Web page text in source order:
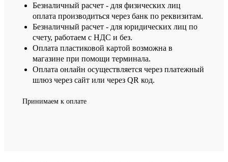
Безналичный расчет - для физических лиц
оплата производиться через банк по реквизитам.
Безналичный расчет - для юридических лиц по
счету, работаем с НДС и без.
Оплата пластиковой картой возможна в
магазине при помощи терминала.
Оплата онлайн осуществляется через платежный
шлюз через сайт или через QR код.
Принимаем к оплате